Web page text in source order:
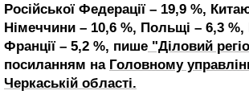
Російської Федерації – 19,9 %,
Німеччини – 10,6 %, Польщі – 6,3 %,
Франції – 5,2 %, пише "Діловий
посиланням на Головному
Черкаській області.